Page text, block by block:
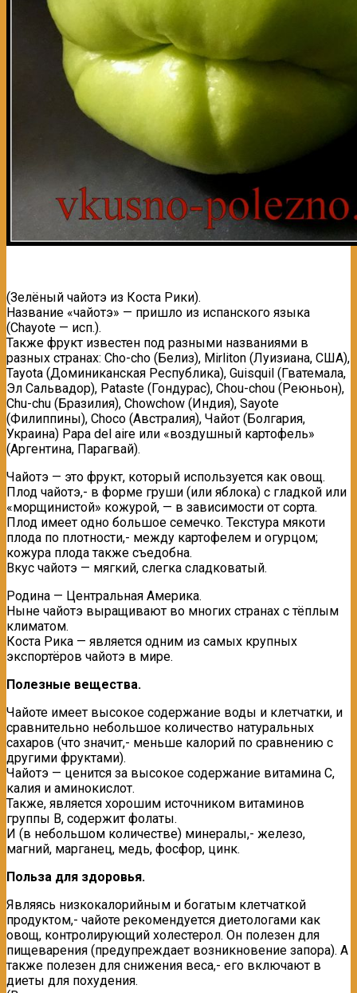
(Зелёный чайотэ из Коста Рики).
Название «чайотэ» — пришло из испанского языка
(Chayote — исп.).
Также фрукт известен под разными названиями в
разных странах: Сhо-сhо (Белиз), Mirliton (Луизиана, США),
Таyоtа (Доминиканская Республика), Guisquil (Гватемала,
Эл Сальвадор), Раtaste (Гондурас), Chou-chou (Реюньон),
Chu-chu (Бразилия), Chowchow (Индия), Sаyоtе
(Филиппины), Choco (Aвстралия), Чайот (Болгария,
Украина) Papa del aire или «воздушный картофель»
(Aргентина, Парагвай).
Чайотэ — это фрукт, который используется как овощ.
Плод чайотэ,- в форме груши (или яблока) с гладкой или
«морщинистой» кожурой, — в зависимости от сорта.
Плод имеет одно большое семечко. Текстура мякоти
плода по плотности,- между картофелем и огурцом;
кожура плода также съедобна.
Вкус чайотэ — мягкий, слегка сладковатый.
Родина — Центральная Америка.
Ныне чайотэ выращивают во многих странах с тёплым
климатом.
Коста Рика — является одним из самых крупных
экспортёров чайотэ в мире.
Полезные вещества.
Чайоте имеет высокое содержание воды и клетчатки, и
сравнительно небольшое количество натуральных
сахаров (что значит,- меньше калорий по сравнению с
другими фруктами).
Чайотэ — ценится за высокое содержание витамина С,
калия и аминокислот.
Также, является хорошим источником витаминов
группы В, содержит фолаты.
И (в небольшом количестве) минералы,- железо,
магний, марганец, медь, фосфор, цинк.
Польза для здоровья.
Являясь низкокалорийным и богатым клетчаткой
продуктом,- чайоте рекомендуется диетологами как
овощ, контролирующий холестерол. Он полезен для
пищеварения (предупреждает возникновение запора). А
также полезен для снижения веса,- его включают в
диеты для похудения.